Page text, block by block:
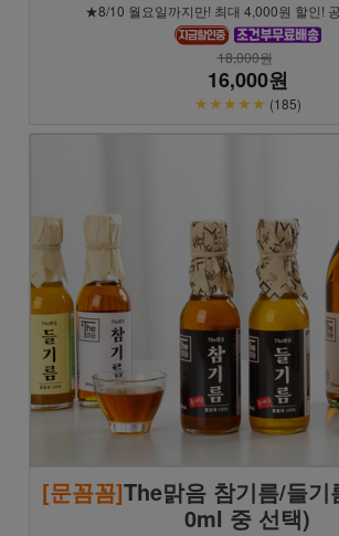
★8/10 월요일까지만! 최대 4,000원 할인!
18,000원
16,000원
★★★★★ (185)
[문꼼꼼]The맑음 참기름/들
0ml 중 선택)